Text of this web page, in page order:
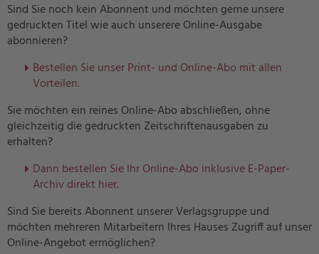
Sind Sie noch kein Abonnent und möchten gerne unsere
gedruckten Titel wie auch unserere Online-Ausgabe
abonnieren?
Bestellen Sie unser Print- und Online-Abo mit allen
Vorteilen.
Sie möchten ein reines Online-Abo abschließen, ohne
gleichzeitig die gedruckten Zeitschriftenausgaben zu
erhalten?
Dann bestellen Sie Ihr Online-Abo inklusive E-Paper-
Archiv direkt hier.
Sind Sie bereits Abonnent unserer Verlagsgruppe und
möchten mehreren Mitarbeitern Ihres Hauses Zugriff auf unser
Online-Angebot ermöglichen?